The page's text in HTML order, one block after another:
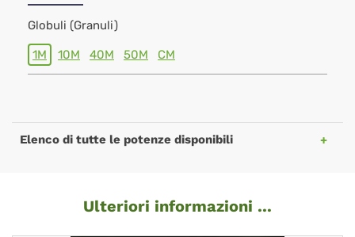
Globuli (Granuli)
1M 10M 40M 50M CM
Elenco di tutte le potenze disponibili
Ulteriori informazioni ...